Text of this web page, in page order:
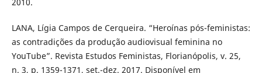
2010.
LANA, Lígia Campos de Cerqueira. “Heroínas pós-feministas:
as contradições da produção audiovisual feminina no
YouTube”. Revista Estudos Feministas, Florianópolis, v. 25,
n. 3, p. 1359-1371, set.-dez. 2017. Disponível em